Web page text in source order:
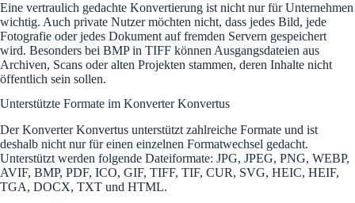
Eine vertraulich gedachte Konvertierung ist nicht nur für Unternehmen
wichtig. Auch private Nutzer möchten nicht, dass jedes Bild, jede
Fotografie oder jedes Dokument auf fremden Servern gespeichert
wird. Besonders bei BMP in TIFF können Ausgangsdateien aus
Archiven, Scans oder alten Projekten stammen, deren Inhalte nicht
öffentlich sein sollen.
Unterstützte Formate im Konverter Konvertus
Der Konverter Konvertus unterstützt zahlreiche Formate und ist
deshalb nicht nur für einen einzelnen Formatwechsel gedacht.
Unterstützt werden folgende Dateiformate: JPG, JPEG, PNG, WEBP,
AVIF, BMP, PDF, ICO, GIF, TIFF, TIF, CUR, SVG, HEIC, HEIF,
TGA, DOCX, TXT und HTML.